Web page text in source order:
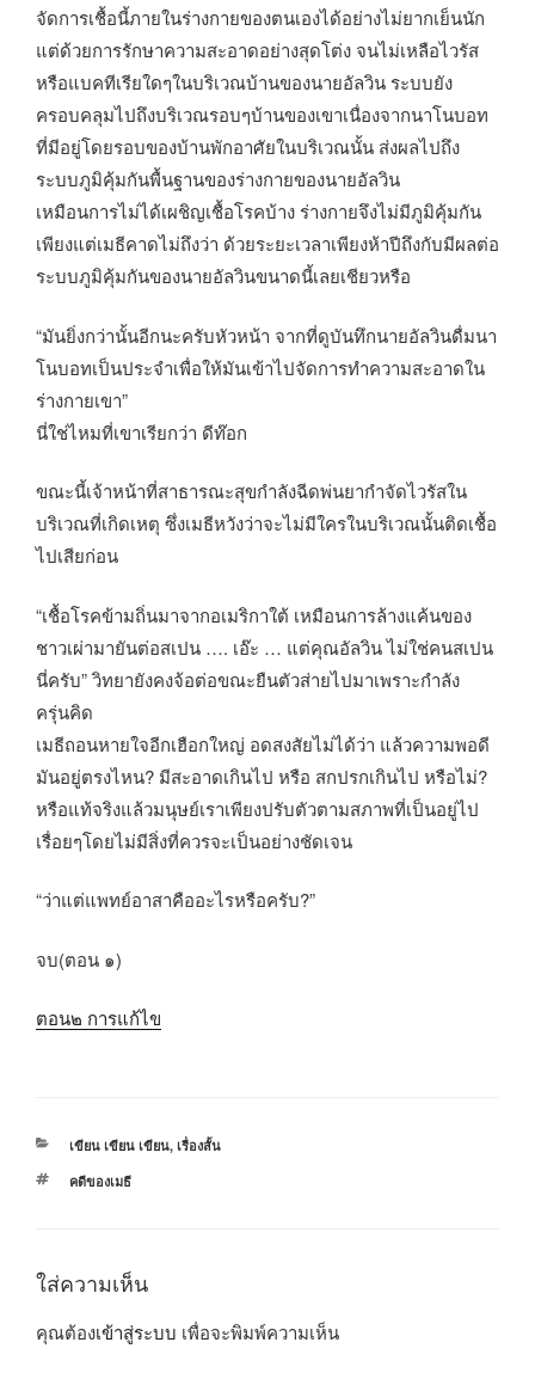
จัดการเชื้อนี้ภายในร่างกายของตนเองได้อย่างไม่ยากเย็นนัก
แต่ด้วยการรักษาความสะอาดอย่างสุดโต่ง จนไม่เหลือไวรัส
หรือแบคทีเรียใดๆในบริเวณบ้านของนายอัลวิน ระบบยัง
ครอบคลุมไปถึงบริเวณรอบๆบ้านของเขาเนื่องจากนาโนบอท
ที่มีอยู่โดยรอบของบ้านพักอาศัยในบริเวณนั้น ส่งผลไปถึง
ระบบภูมิคุ้มกันพื้นฐานของร่างกายของนายอัลวิน
เหมือนการไม่ได้เผชิญเชื้อโรคบ้าง ร่างกายจึงไม่มีภูมิคุ้มกัน
เพียงแต่เมธีคาดไม่ถึงว่า ด้วยระยะเวลาเพียงห้าปีถึงกับมีผลต่อ
ระบบภูมิคุ้มกันของนายอัลวินขนาดนี้เลยเชียวหรือ
“มันยิ่งกว่านั้นอีกนะครับหัวหน้า จากที่ดูบันทึกนายอัลวินดื่มนา
โนบอทเป็นประจำเพื่อให้มันเข้าไปจัดการทำความสะอาดใน
ร่างกายเขา”
นี่ใช่ไหมที่เขาเรียกว่า ดีท๊อก
ขณะนี้เจ้าหน้าที่สาธารณะสุขกำลังฉีดพ่นยากำจัดไวรัสใน
บริเวณที่เกิดเหตุ ซึ่งเมธีหวังว่าจะไม่มีใครในบริเวณนั้นติดเชื้อ
ไปเสียก่อน
“เชื้อโรคข้ามถิ่นมาจากอเมริกาใต้ เหมือนการล้างแค้นของ
ชาวเผ่ามายันต่อสเปน …. เอ๊ะ … แต่คุณอัลวิน ไม่ใช่คนสเปน
นี่ครับ” วิทยายังคงจ้อต่อขณะยืนตัวส่ายไปมาเพราะกำลัง
ครุ่นคิด
เมธีถอนหายใจอีกเฮือกใหญ่ อดสงสัยไม่ได้ว่า แล้วความพอดี
มันอยู่ตรงไหน? มีสะอาดเกินไป หรือ สกปรกเกินไป หรือไม่?
หรือแท้จริงแล้วมนุษย์เราเพียงปรับตัวตามสภาพที่เป็นอยู่ไป
เรื่อยๆโดยไม่มีสิ่งที่ควรจะเป็นอย่างชัดเจน
“ว่าแต่แพทย์อาสาคืออะไรหรือครับ?”
จบ(ตอน ๑)
ตอน๒ การแก้ไข
หมวด
เขียน เขียน เขียน, เรื่องสั้น
ป้าย
คดีของเมธี
ใส่ความเห็น
คุณต้องเข้าสู่ระบบ เพื่อจะพิมพ์ความเห็น